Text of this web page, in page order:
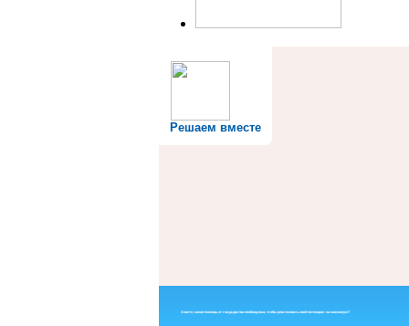
Решаем вместе
Знаете, какая помощь от государства необходима, чтобы реализовать свой потенциал на максимум?